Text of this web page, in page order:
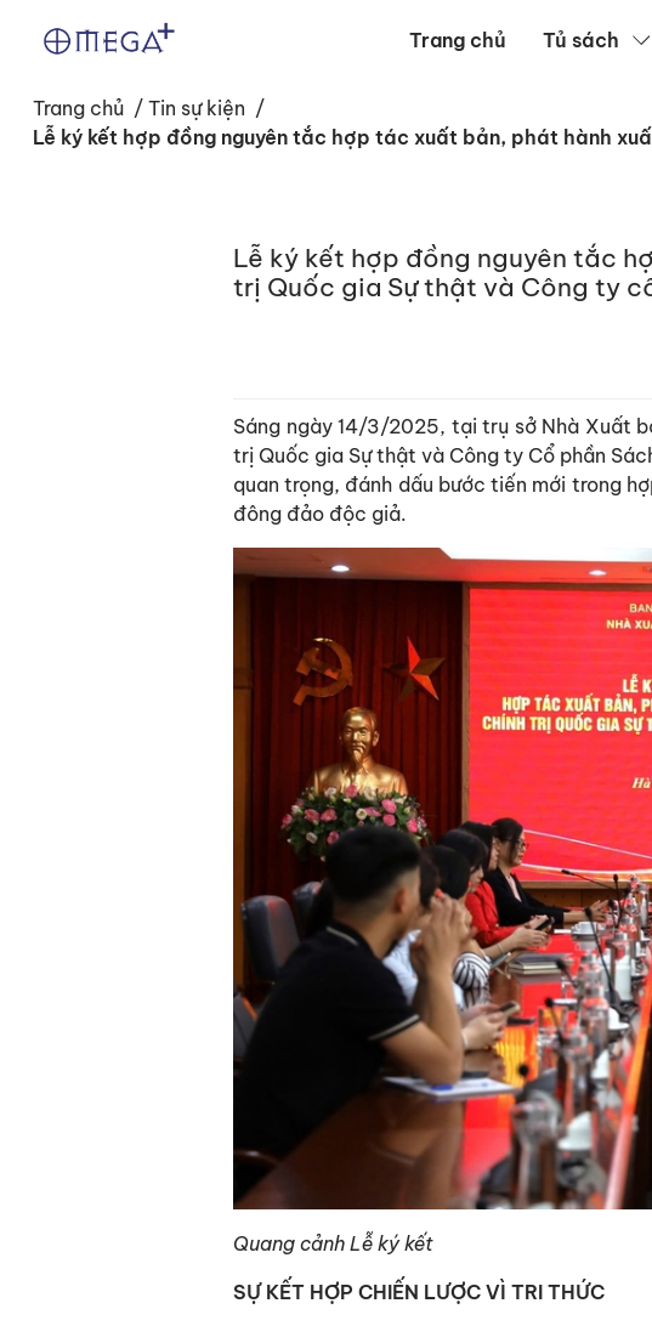
Trang chủ Tủ sách
Trang chủ / Tin sự kiện /
Lễ ký kết hợp đồng nguyên tắc hợp tác xuất bản, phát hành
Lễ ký kết hợp đồng nguyên tắc
trị Quốc gia Sự thật và Công ty
Sáng ngày 14/3/2025, tại trụ sở Nhà Xuất
trị Quốc gia Sự thật và Công ty Cổ phần
quan trọng, đánh dấu bước tiến mới trong
đông đảo độc giả.
Quang cảnh Lễ ký kết
SỰ KẾT HỢP CHIẾN LƯỢC VÌ TRI THỨC